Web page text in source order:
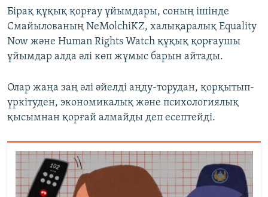
Бірақ құқық қорғау ұйымдары, соның ішінде
Смайылованың NeMolchiKZ, халықаралық Equality
Now және Human Rights Watch құқық қорғаушы
ұйымдар алда әлі көп жұмыс барын айтады.
Олар жаңа заң әлі әйелді аңду-торудан, қорқытып-
үркітуден, экономикалық және психологиялық
қысымнан қорғай алмайды деп есептейді.